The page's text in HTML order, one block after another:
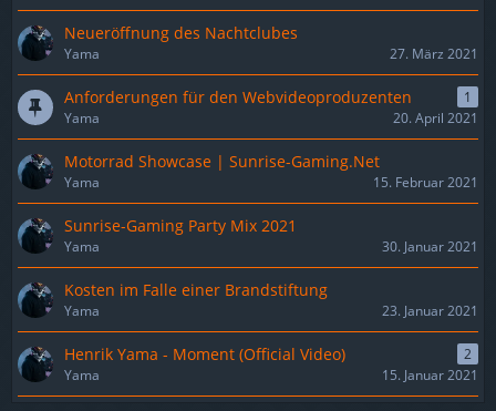
Neueröffnung des Nachtclubes
Yama 27. März 2021
Anforderungen für den Webvideoproduzenten
1
Yama
20. April 2021
Motorrad Showcase | Sunrise-Gaming.Net
Yama 15. Februar 2021
Sunrise-Gaming Party Mix 2021
Yama 30. Januar 2021
Kosten im Falle einer Brandstiftung
Yama 23. Januar 2021
Henrik Yama - Moment (Official Video)
2
Yama
15. Januar 2021